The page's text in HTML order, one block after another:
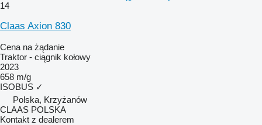
14
Claas Axion 830
Cena na żądanie
Traktor - ciągnik kołowy
2023
658 m/g
ISOBUS ✓
Polska, Krzyżanów
CLAAS POLSKA
Kontakt z dealerem